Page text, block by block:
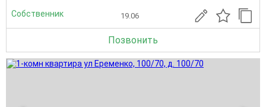
Собственник 19.06
Позвонить